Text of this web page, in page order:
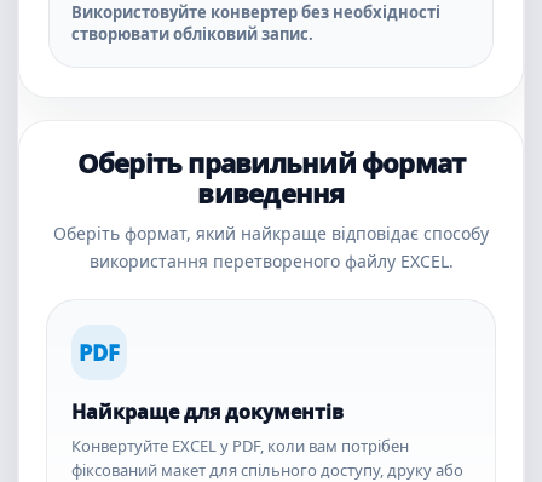
Використовуйте конвертер без необхідності
створювати обліковий запис.
Оберіть правильний формат
виведення
Оберіть формат, який найкраще відповідає способу
використання перетвореного файлу EXCEL.
PDF
Найкраще для документів
Конвертуйте EXCEL у PDF, коли вам потрібен
фіксований макет для спільного доступу, друку або